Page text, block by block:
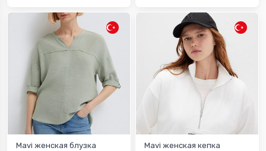
Mavi женская блузка Mavi женская кепка